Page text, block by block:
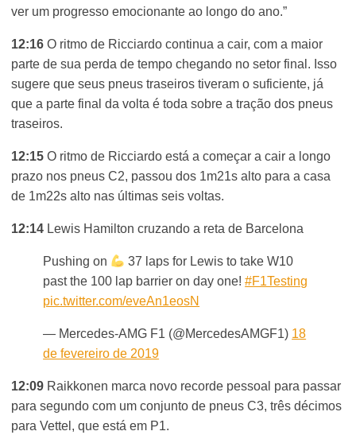
ver um progresso emocionante ao longo do ano.”
12:16 O ritmo de Ricciardo continua a cair, com a maior
parte de sua perda de tempo chegando no setor final. Isso
sugere que seus pneus traseiros tiveram o suficiente, já
que a parte final da volta é toda sobre a tração dos pneus
traseiros.
12:15 O ritmo de Ricciardo está a começar a cair a longo
prazo nos pneus C2, passou dos 1m21s alto para a casa
de 1m22s alto nas últimas seis voltas.
12:14 Lewis Hamilton cruzando a reta de Barcelona
Pushing on
37 laps for Lewis to take W10
past the 100 lap barrier on day one!#F1Testing
pic.twitter.com/eveAn1eosN
— Mercedes-AMG F1 (@MercedesAMGF1) 18
de fevereiro de 2019
12:09 Raikkonen marca novo recorde pessoal para passar
para segundo com um conjunto de pneus C3, três décimos
para Vettel, que está em P1.